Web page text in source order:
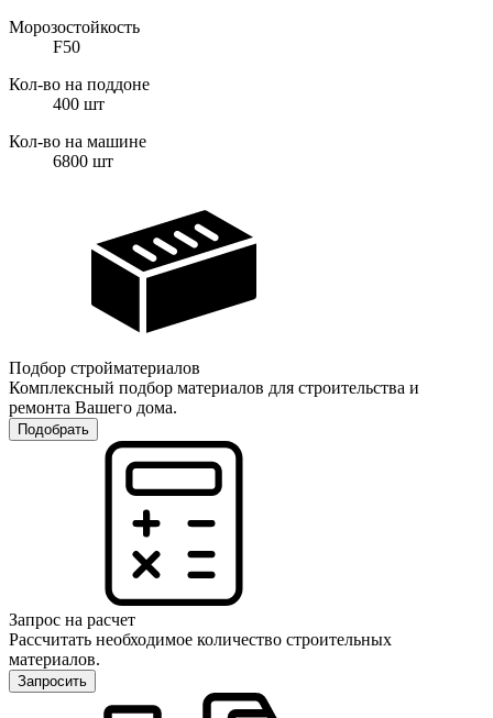
Морозостойкость
F50
Кол-во на поддоне
400 шт
Кол-во на машине
6800 шт
Подбор стройматериалов
Комплексный подбор материалов для строительства и
ремонта Вашего дома.
Подобрать
Запрос на расчет
Рассчитать необходимое количество строительных
материалов.
Запросить